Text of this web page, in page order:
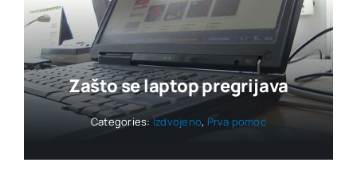
Zašto se laptop pregrijava
Categories:Izdvojeno, Prva pomoć